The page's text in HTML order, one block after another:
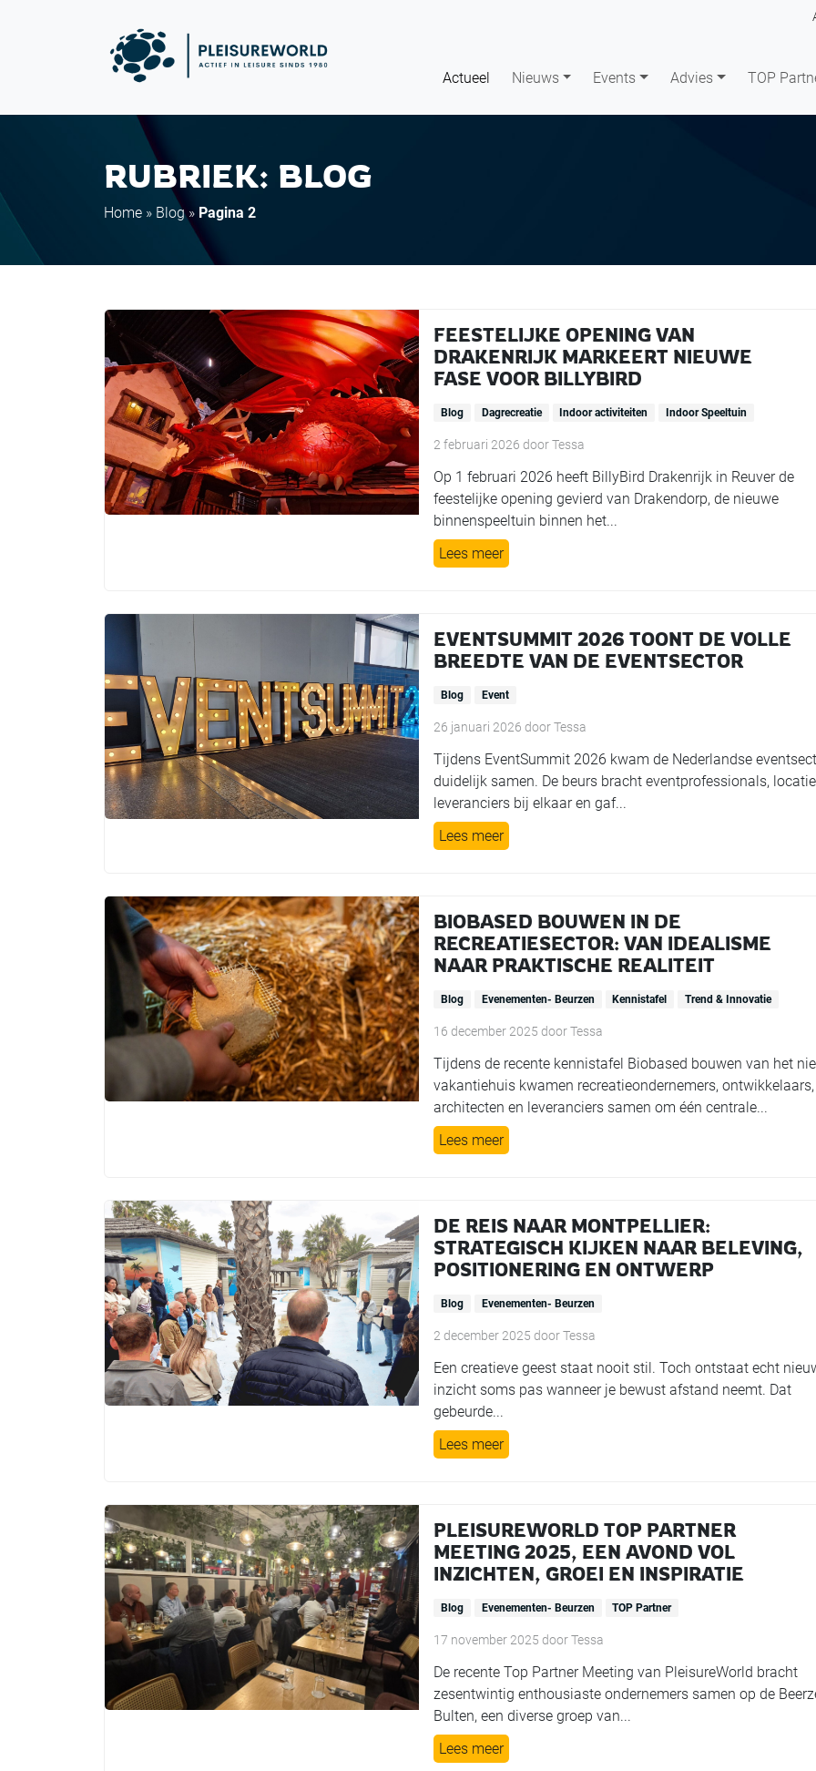
Actueel Nieuws Events Advies TOP
RUBRIEK: BLOG
Home » Blog» Pagina 2
FEESTELIJKE OPENING VAN
DRAKENRIJK MARKEERT NIEUWE
FASE VOOR BILLYBIRD
Blog Dagrecreatie Indoor activiteiten Indoor Speeltuin
2 februari 2026 doorTessa
Op 1 februari 2026 heeft BillyBird Drakenrijk in Reuver de
feestelijke opening gevierd van Drakendorp, de nieuwe
binnenspeeltuin binnen het...
Lees meer
EVENTSUMMIT 2026 TOONT DE VOLLE
BREEDTE VAN DE EVENTSECTOR
Blog Event
26 januari 2026 doorTessa
Tijdens EventSummit 2026 kwam de Nederlandse
duidelijk samen. De beurs bracht eventprofessionals,
leveranciers bij elkaar en gaf...
Lees meer
BIOBASED BOUWEN IN DE
RECREATIESECTOR: VAN IDEALISME
NAAR PRAKTISCHE REALITEIT
Blog Evenementen- Beurzen Kennistafel Trend & Innovatie
16 december 2025 doorTessa
Tijdens de recente kennistafel Biobased bouwen van het
vakantiehuis kwamen recreatieondernemers, ontwikkelaars,
architecten en leveranciers samen om één centrale...
Lees meer
DE REIS NAAR MONTPELLIER:
STRATEGISCH KIJKEN NAAR BELEVING,
POSITIONERING EN ONTWERP
Blog Evenementen- Beurzen
2 december 2025 doorTessa
Een creatieve geest staat nooit stil. Toch ontstaat echt
inzicht soms pas wanneer je bewust afstand neemt. Dat
gebeurde...
Lees meer
PLEISUREWORLD TOP PARTNER
MEETING 2025, EEN AVOND VOL
INZICHTEN, GROEI EN INSPIRATIE
Blog Evenementen- Beurzen TOP Partner
17 november 2025 doorTessa
De recente Top Partner Meeting van PleisureWorld bracht
zesentwintig enthousiaste ondernemers samen op de
Bulten, een diverse groep van...
Lees meer